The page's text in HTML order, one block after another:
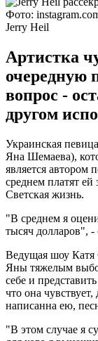
Фото:
Jerry Heil
Артистка
очередную
вопрос -
другом
Украинская
Яна Шемаева),
является автором
среднем платят
Светская жизнь.
"В среднем я
тысяч долларов", -
Ведущая шоу Катя
Яны тяжелым
себе и
что она
написанна ею,
"В этом случае я